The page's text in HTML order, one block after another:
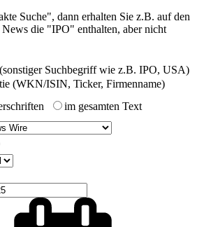
Suche", dann erhalten Sie z.B. auf den
die "IPO" enthalten, aber nicht
Suchbegriff wie z.B. IPO, USA)
(WKN/ISIN, Ticker, Firmenname)
im gesamten Text